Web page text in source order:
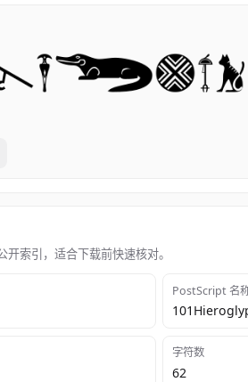
索引，适合下载前快速核对。
PostScript 名
字符数
62